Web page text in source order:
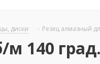
диски - Резец алмазный
140